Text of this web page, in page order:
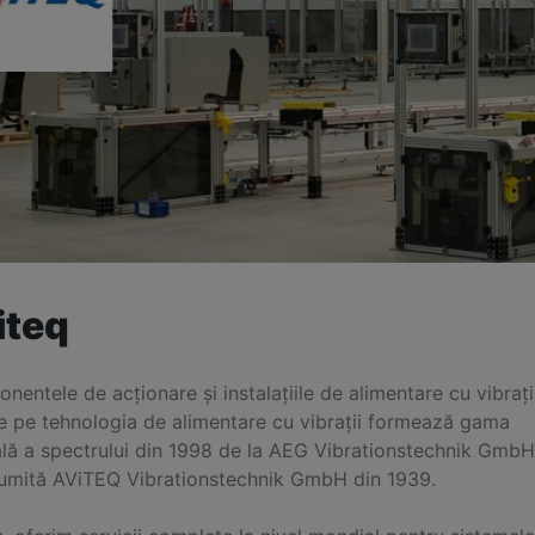
de acționare și instalațiile de alimentare cu
pe tehnologia de alimentare cu vibrații formează gama
a spectrului din 1998 de la AEG Vibrationstechnik GmbH
AViTEQ Vibrationstechnik GmbH din 1939.